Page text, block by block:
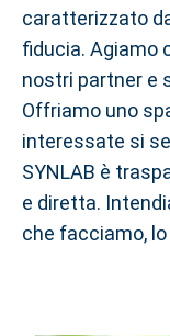
caratterizzato
fiducia. Agiamo
nostri partner e
Offriamo uno
interessate si
SYNLAB è
e diretta.
che facciamo,